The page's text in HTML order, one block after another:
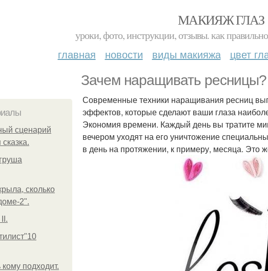
МАКИЯЖ ГЛАЗ
уроки, фото, инструкции, отзывы. как
главная новости виды макияжа цвет
Зачем наращивать ресницы?
сценарий
сколько
2".
подходит.
Современные техники наращивания ресниц
эффектов, которые сделают ваши глаза
Экономия времени. Каждый день вы тратите
вечером уходят на его уничтожение
в день на протяжении, к примеру, месяца. Это